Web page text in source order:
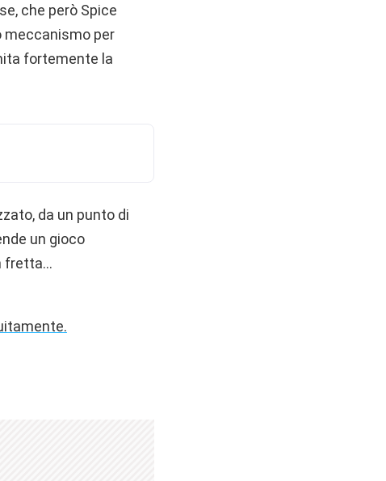
che però Spice
meccanismo per
fortemente la
da un punto di
un gioco
fretta…